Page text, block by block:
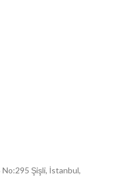
Şişli, İstanbul,